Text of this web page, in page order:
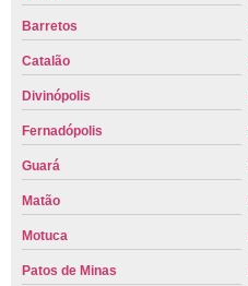
Barretos
Catalão
Divinópolis
Fernadópolis
Guará
Matão
Motuca
Patos de Minas